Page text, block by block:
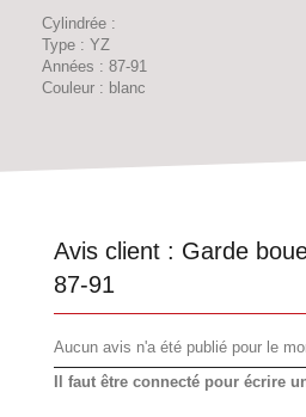
Cylindrée :
Type : YZ
Années : 87-91
Couleur : blanc
Avis client : Garde
87-91
Aucun avis n'a été publié pour le
Il faut être connecté pour écrire